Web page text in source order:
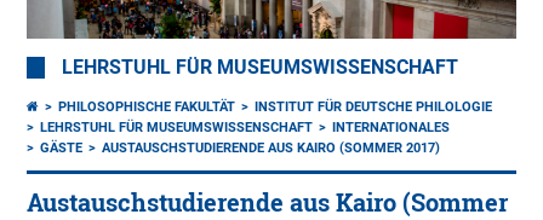
LEHRSTUHL FÜR MUSEUMSWISSENSCHAFT
PHILOSOPHISCHE FAKULTÄT
INSTITUT FÜR DEUTSCHE PHILOLOGIE
LEHRSTUHL FÜR MUSEUMSWISSENSCHAFT
INTERNATIONALES
GÄSTE
AUSTAUSCHSTUDIERENDE AUS KAIRO (SOMMER 2017)
Austauschstudierende aus Kairo (Sommer